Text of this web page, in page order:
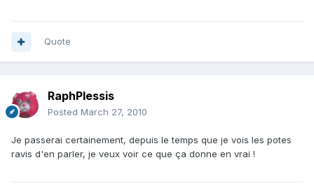
Quote
RaphPlessis
Posted March 27, 2010
Je passerai certainement, depuis le temps que je vois les potes
ravis d'en parler, je veux voir ce que ça donne en vrai !